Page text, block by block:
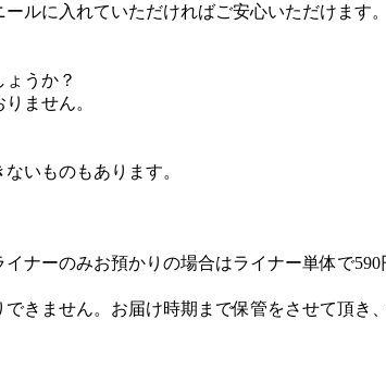
ルに入れていただければご安心いただけます。
うか？
ません。
いものもあります。
ナーのみお預かりの場合はライナー単体で590
きません。お届け時期まで保管をさせて頂き